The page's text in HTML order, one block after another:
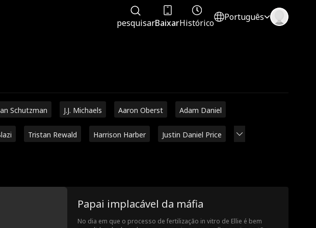
pesquisarBaixarHistórico
Português
Schutzman J.J. Michaels Aaron Oberst Adam Daniel
Tristan Rewald Harrison Harber Justin Daniel Price
Papai implacável da máfia
No dia em que o processo de fertilização in vitro de Ellie é bem